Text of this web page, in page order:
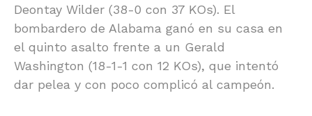
Deontay Wilder (38-0 con 37 KOs). El
bombardero de Alabama ganó en su casa en
el quinto asalto frente a un Gerald
Washington (18-1-1 con 12 KOs), que intentó
dar pelea y con poco complicó al campeón.